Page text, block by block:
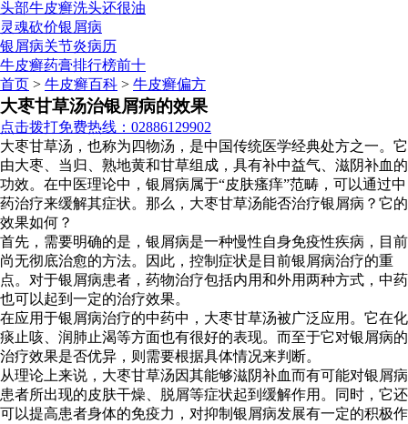
头部牛皮癣洗头还很油
灵魂砍价银屑病
银屑病关节炎病历
牛皮癣药膏排行榜前十
首页 > 牛皮癣百科 > 牛皮癣偏方
大枣甘草汤治银屑病的效果
点击拨打免费热线：02886129902
大枣甘草汤，也称为四物汤，是中国传统医学经典处方之一。它
由大枣、当归、熟地黄和甘草组成，具有补中益气、滋阴补血的
功效。在中医理论中，银屑病属于“皮肤瘙痒”范畴，可以通过中
药治疗来缓解其症状。那么，大枣甘草汤能否治疗银屑病？它的
效果如何？
首先，需要明确的是，银屑病是一种慢性自身免疫性疾病，目前
尚无彻底治愈的方法。因此，控制症状是目前银屑病治疗的重
点。对于银屑病患者，药物治疗包括内用和外用两种方式，中药
也可以起到一定的治疗效果。
在应用于银屑病治疗的中药中，大枣甘草汤被广泛应用。它在化
痰止咳、润肺止渴等方面也有很好的表现。而至于它对银屑病的
治疗效果是否优异，则需要根据具体情况来判断。
从理论上来说，大枣甘草汤因其能够滋阴补血而有可能对银屑病
患者所出现的皮肤干燥、脱屑等症状起到缓解作用。同时，它还
可以提高患者身体的免疫力，对抑制银屑病发展有一定的积极作